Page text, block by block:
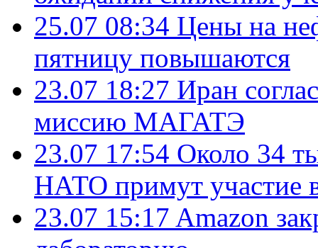
25.07 08:34 Цены на
пятницу повышаются
23.07 18:27 Иран
миссию МАГАТЭ
23.07 17:54 Около 34
НАТО примут участие
23.07 15:17 Amazon